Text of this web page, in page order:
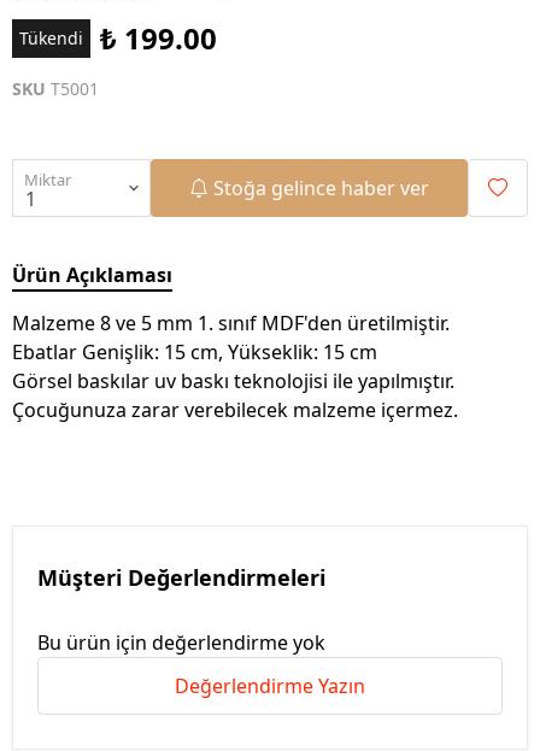
Tükendi ₺ 199.00
SKU T5001
Miktar Stoğa gelince haber ver
Ürün Açıklaması
Malzeme 8 ve 5 mm 1. sınıf MDF'den üretilmiştir.
Ebatlar Genişlik: 15 cm, Yükseklik: 15 cm
Görsel baskılar uv baskı teknolojisi ile yapılmıştır.
Çocuğunuza zarar verebilecek malzeme içermez.
Müşteri Değerlendirmeleri
Bu ürün için değerlendirme yok
Değerlendirme Yazın